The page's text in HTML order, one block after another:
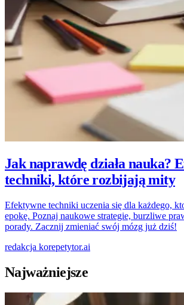
Jak naprawdę działa nauka?
techniki, które rozbijają mity
Efektywne techniki uczenia się dla każdego,
epokę. Poznaj naukowe strategie, burzliwe
porady. Zacznij zmieniać swój mózg już dziś!
redakcja korepetytor.ai
Najważniejsze